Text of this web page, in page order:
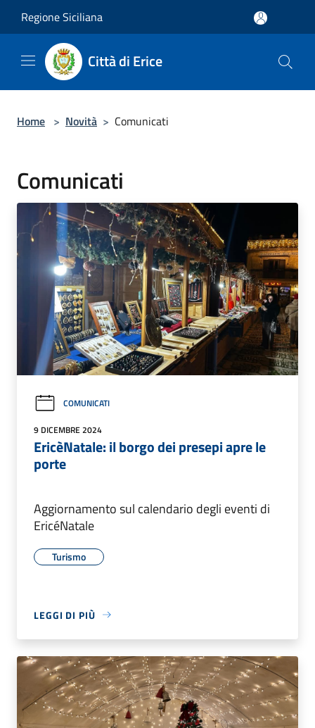
Regione Siciliana
Città di Erice
Home > Novità > Comunicati
Comunicati
COMUNICATI
9 DICEMBRE 2024
EricèNatale: il borgo dei presepi apre le
porte
Aggiornamento sul calendario degli eventi di
EricéNatale
Turismo
LEGGI DI PIÙ